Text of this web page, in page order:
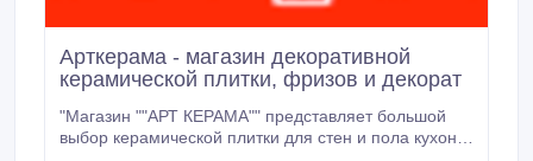
Арткерама - магазин декоративной
керамической плитки, фризов и декорат
"Магазин ""АРТ КЕРАМА"" представляет большой
выбор керамической плитки для стен и пола кухонь,